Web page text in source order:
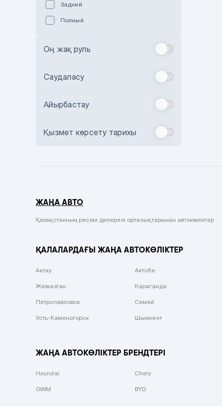
Зеленый
Бежевый
Комбинированный
Сиреневый металлик
Вишневый
Задний
Полный
Оң жақ руль
Саудаласу
Айырбастау
Қызмет көрсету тарихы
ЖАҢА АВТО
Қазақстанның ресми дилерлік орталықтарынан автокөліктер
ҚАЛАЛАРДАҒЫ ЖАҢА АВТОКӨЛІКТЕР
Актау Актобе
Жезказган Караганда
Петропавловск Семей
Усть-Каменогорск Шымкент
ЖАҢА АВТОКӨЛІКТЕР БРЕНДТЕРІ
Hyundai Chery
GWM BYD